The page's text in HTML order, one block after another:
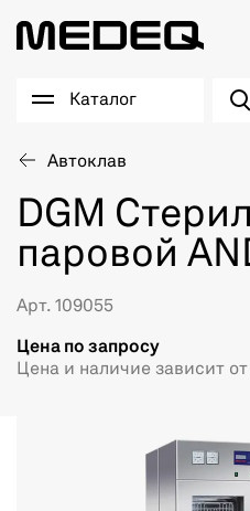
Каталог
Автоклав
DGM
паровой
Арт. 109055
Цена по запросу
Цена и наличие зависит